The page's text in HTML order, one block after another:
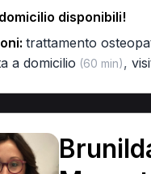
disponibili!
trattamento
a domicilio (60 min),